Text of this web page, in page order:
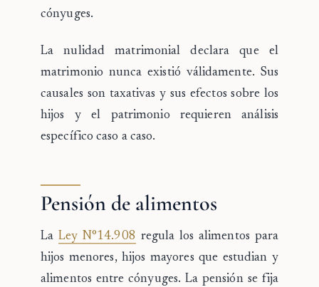
cónyuges.
Lanulidad matrimonial declara que el
matrimonio nunca existió válidamente. Sus
causales son taxativas y sus efectos sobre los
hijos y el patrimonio requieren análisis
específico caso a caso.
Pensión de alimentos
La Ley N°14.908 regula los alimentos para
hijos menores, hijos mayores que estudian y
alimentos entre cónyuges. La pensión se fija